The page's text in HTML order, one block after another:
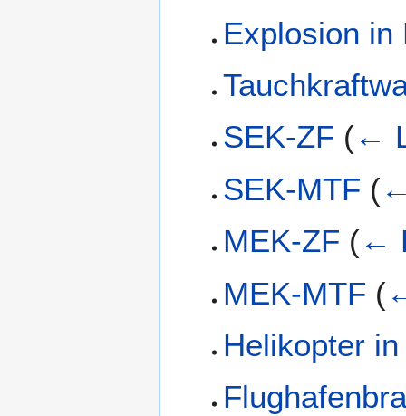
Explosion in
SEK-ZF (←
SEK-MTF (
MEK-ZF (←
MEK-MTF (
Helikopter